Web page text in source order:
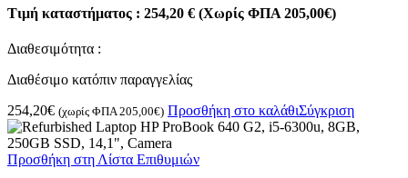
Τιμή καταστήματος : 254,20 € (Χωρίς ΦΠΑ 205,00€)
Διαθεσιμότητα :
Διαθέσιμο κατόπιν παραγγελίας
254,20€ (χωρίς ΦΠΑ205,00€) Προσθήκη στο καλάθιΣύγκριση
Προσθήκη στη Λίστα Επιθυμιών